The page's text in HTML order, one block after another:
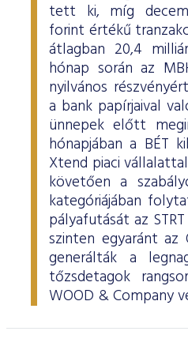
tett ki, míg
forint értékű
átlagban 20,4
hónap során az
nyilvános
a bank papírjaival
ünnepek előtt
hónapjában a BÉT
Xtend piaci
követően a
kategóriájában
pályafutását az
szinten egyaránt az
generálták a
tőzsdetagok
WOOD & Company